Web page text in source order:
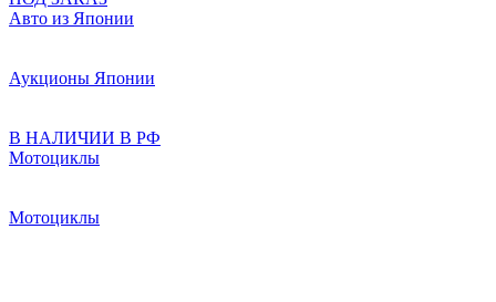
Авто из Японии
Аукционы Японии
В НАЛИЧИИ В РФ
Мотоциклы
Мотоциклы